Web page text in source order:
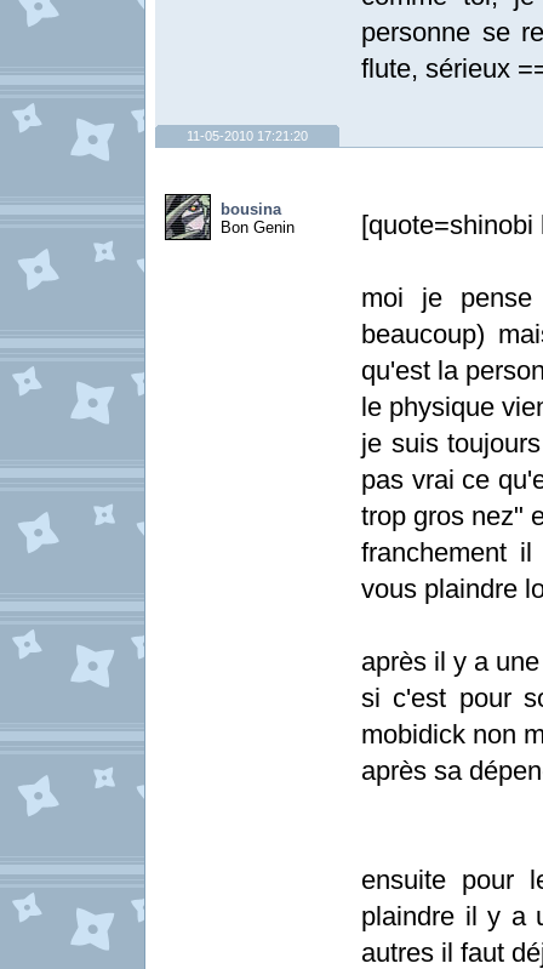
personne se
flute, sérieux
11-05-2010 17:21:20
bousina
Bon Genin
[quote=shinobi
moi je pense
beaucoup)
qu'est la
le physique
je suis
pas vrai ce
trop gros nez"
franchement
vous plaindre
après il y a
si c'est pour
mobidick non
après sa
ensuite pour
plaindre il y a
autres il faut